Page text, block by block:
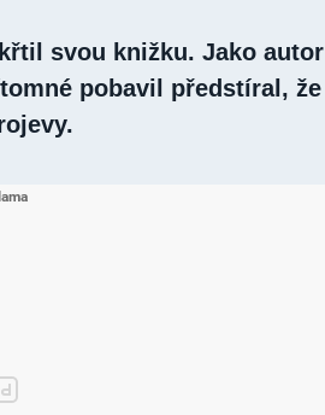
svou knižku. Jako autor
pobavil předstíral, že